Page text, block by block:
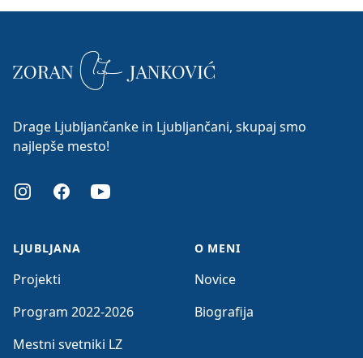
Drage Ljubljančanke in Ljubljančani, skupaj smo
najlepše mesto!
InstagramFacebookYoutube
LJUBLJANA
Projekti
Program 2022-2026
Mestni svetniki LZ
O MENI
Novice
Biografija